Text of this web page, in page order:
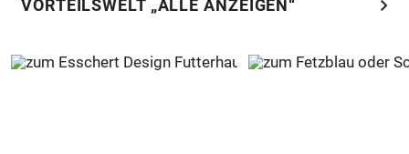
VORTEILSWELT „ALLE ANZEIGEN“